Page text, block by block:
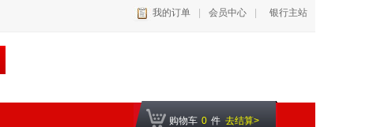
我的订单 会员中心 银行主站
购物车 0 件 去结算>